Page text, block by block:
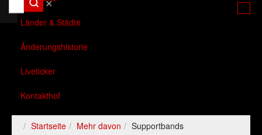
✕
Länder & Städte
Änderungshistorie
Liveticker
Kontakthof
Startseite Mehr davon Supportbands